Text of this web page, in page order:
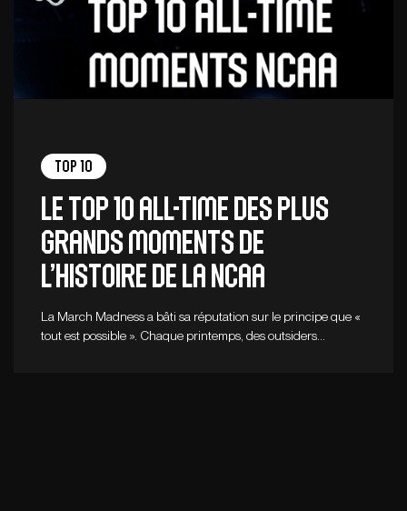
Top 10
Le top 10 all-time des plus
grands moments de
l’histoire de la NCAA
La March Madness a bâti sa réputation sur le principe que «
tout est possible ». Chaque printemps, des outsiders…